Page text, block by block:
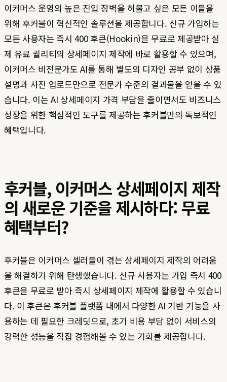
이커머스 운영의 높은 진입 장벽을 허물고 싶은 모든 이들을
위해 후커블이 혁신적인 솔루션을 제공합니다. 신규 가입하는
모든 사용자는 즉시 400 후큰(Hookin)을 무료로 제공받아 실
제 유료 퀄리티의 상세페이지 제작에 바로 활용할 수 있으며,
이커머스 비전문가도 AI를 통해 별도의 디자인 공부 없이 상품
설명과 사진 업로드만으로 전문가 수준의 결과물을 얻을 수 있
습니다. 이는 AI 상세페이지 가격 부담을 줄이면서도 비즈니스
성장을 위한 핵심적인 도구를 제공하는 후커블만의 독보적인
혜택입니다.
후커블, 이커머스 상세페이지 제작
의 새로운 기준을 제시하다: 무료
혜택부터?
후커블은 이커머스 셀러들이 겪는 상세페이지 제작의 어려움
을 해결하기 위해 탄생했습니다. 신규 사용자는 가입 즉시 400
후큰을 무료로 받아 즉시 상세페이지 제작에 활용할 수 있습니
다. 이 후큰은 후커블 플랫폼 내에서 다양한 AI 기반 기능을 사
용하는 데 필요한 크레딧으로, 초기 비용 부담 없이 서비스의
강력한 성능을 직접 경험해볼 수 있는 기회를 제공합니다.